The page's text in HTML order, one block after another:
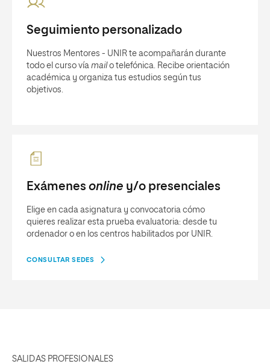
Seguimiento personalizado
Nuestros Mentores - UNIR te acompañarán durante
todo el curso vía mail o telefónica. Recibe orientación
académica y organiza tus estudios según tus
objetivos.
Exámenes online y/o presenciales
Elige en cada asignatura y convocatoria cómo
quieres realizar esta prueba evaluatoria: desde tu
ordenador o en los centros habilitados por UNIR.
CONSULTAR SEDES
SALIDAS PROFESIONALES